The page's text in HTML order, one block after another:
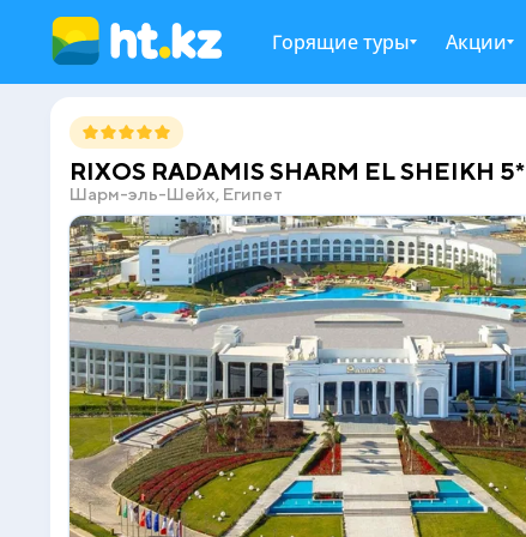
Горящие туры Акции
RIXOS RADAMIS SHARM EL SHEIKH 5*
Шарм-эль-Шейх, Египет